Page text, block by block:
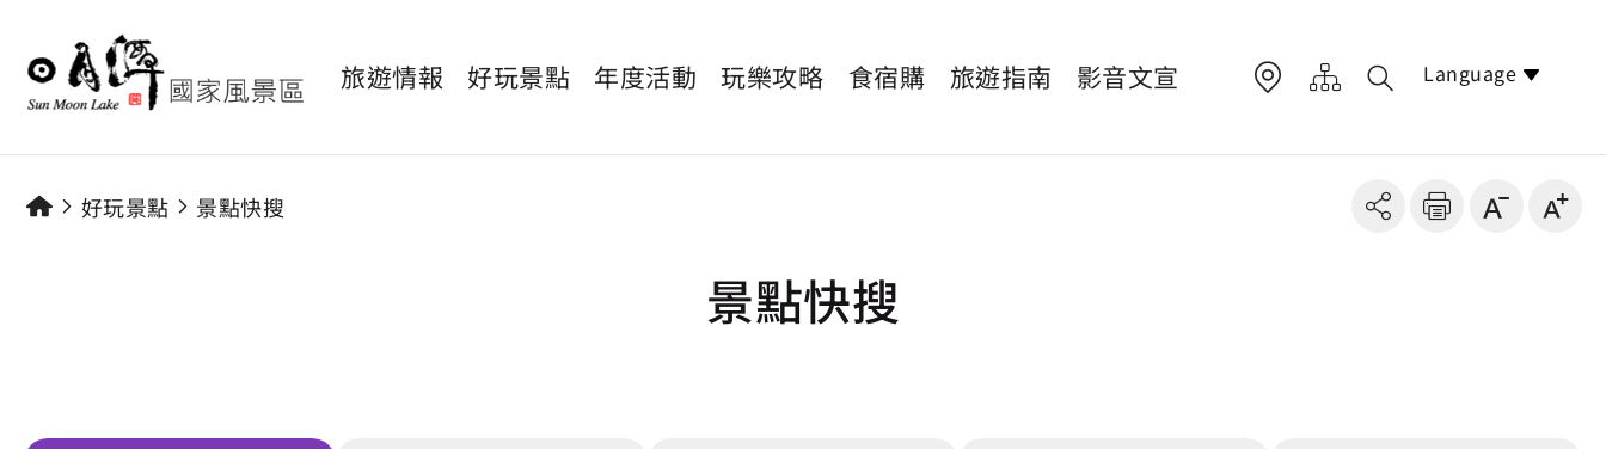
旅遊情報 好玩景點 年度活動 玩樂攻略 食宿購 旅遊指南 影音文宣 Language
好玩景點 景點快搜
景點快搜